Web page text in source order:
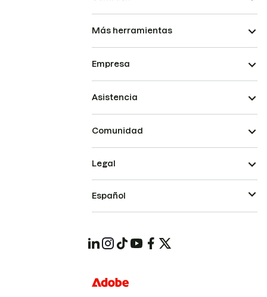
Más herramientas
Empresa
Asistencia
Comunidad
Legal
Español